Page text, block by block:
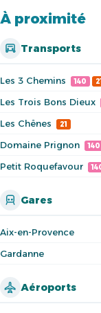
À proximité
Transports
Les 3 Chemins 140 21
Les Trois Bons Dieux
Les Chênes 21
Domaine Prignon 140
Petit Roquefavour
Gares
Aix-en-Provence
Gardanne
Aéroports